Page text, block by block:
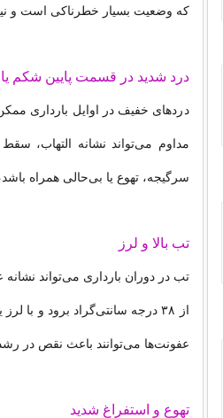
که وضعیت بسیار خطرناکی است و
درد شدید در قسمت پایین شکم
دردهای خفیف در اوایل بارداری
مداوم می‌تواند نشانه التهاب،
سرگیجه، تهوع یا بی‌حالی همراه
تب بالا و لرز
تب در دوران بارداری می‌تواند نشانه
از ۳۸ درجه سانتی‌گراد برود و
عفونت‌ها می‌توانند باعث نقص در
تهوع و استفراغ شدید